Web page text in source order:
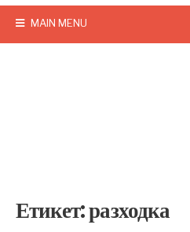
MAIN MENU
Етикет:разходка